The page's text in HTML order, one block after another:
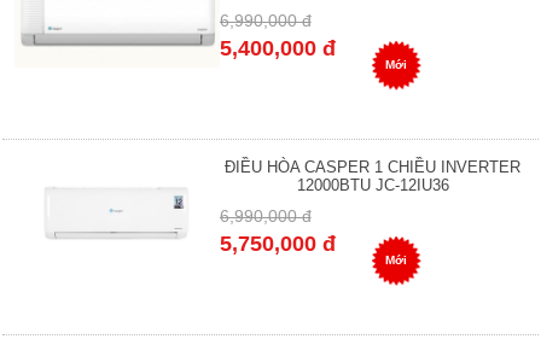
6,990,000 đ
5,400,000 đ
Mới
ĐIỀU HÒA CASPER 1 CHIỀU INVERTER
12000BTU JC-12IU36
6,990,000 đ
5,750,000 đ
Mới